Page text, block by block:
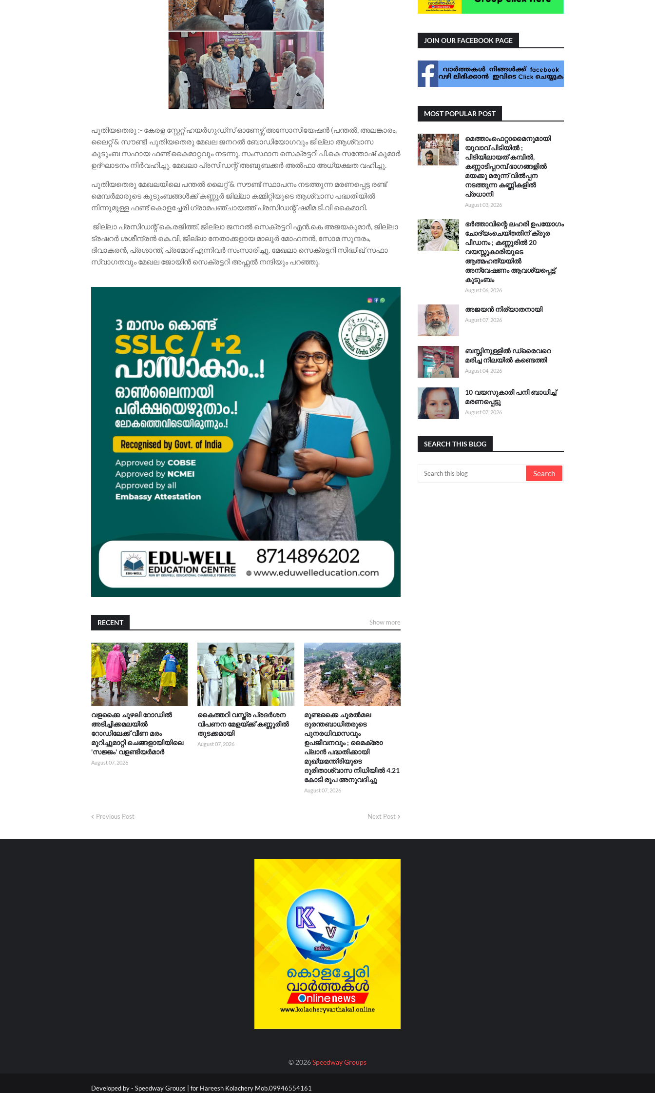
പുതിയതെരു :- കേരള സ്റ്റേറ്റ് ഹയർഗുഡ്സ് ഓണേഴ്സ് അസോസിയേഷൻ (പന്തൽ, അലങ്കാരം,
ലൈറ്റ് & സൗണ്ട്) പുതിയതെരു മേഖല ജനറൽ ബോഡിയോഗവും ജില്ലാ ആശ്വാസ
കുടുംബ സഹായ ഫണ്ട് കൈമാറ്റവും നടന്നു. സംസ്ഥാന സെക്രട്ടറി പി.കെ സന്തോഷ് കുമാർ
ഉദ്ഘാടനം നിർവഹിച്ചു. മേഖലാ പ്രസിഡന്റ് അബൂബക്കർ അൽഫാ അധ്യക്ഷത വഹിച്ചു.
പുതിയതെരു മേഖലയിലെ പന്തൽ ലൈറ്റ് & സൗണ്ട് സ്ഥാപനം നടത്തുന്ന മരണപ്പെട്ട രണ്ട്
മെമ്പർമാരുടെ കുടുംബങ്ങൾക്ക് കണ്ണൂർ ജില്ലാ കമ്മിറ്റിയുടെ ആശ്വാസ പദ്ധതിയിൽ
നിന്നുമുള്ള ഫണ്ട് കൊളച്ചേരി ഗ്രാമപഞ്ചായത്ത് പ്രസിഡന്റ് ഷമീമ ടി.വി കൈമാറി.
ജില്ലാ പ്രസിഡന്റ് കെ.രജിത്ത്, ജില്ലാ ജനറൽ സെക്രട്ടറി എൻ.കെ അജയകുമാർ, ജില്ലാ
ട്രഷറർ ശശീന്ദ്രൻ കെ.വി, ജില്ലാ നേതാക്കളായ മാലൂർ മോഹനൻ, സോമ സുന്ദരം,
ദിവാകരൻ, പ്രശാന്ത്, പ്രമോദ് എന്നിവർ സംസാരിച്ചു. മേഖലാ സെക്രട്ടറി സിദ്ധീഖ് സഫാ
സ്വാഗതവും മേഖല ജോയിൻ സെക്രട്ടറി അഫ്സൽ നന്ദിയും പറഞ്ഞു.
RECENT Show more
വളക്കൈ ചുഴലി റോഡിൽ
അടിച്ചിക്കമലയിൽ
റോഡിലേക്ക് വീണ മരം
മുറിച്ചുമാറ്റി ചെങ്ങളായിയിലെ
'സജ്ജം' വളണ്ടിയർമാർ
August 07, 2026
കൈത്തറി വസ്ത്ര പ്രദർശന
വിപണന മേളയ്ക്ക് കണ്ണൂരിൽ
തുടക്കമായി
August 07, 2026
മുണ്ടക്കൈ ചൂരൽമല
ദുരന്തബാധിതരുടെ
പുനരധിവാസവും
ഉപജീവനവും ; മൈക്രോ
പ്ലാൻ പദ്ധതിക്കായി
മുഖ്യമന്ത്രിയുടെ
ദുരിതാശ്വാസ നിധിയിൽ 4.21
കോടി രൂപ അനുവദിച്ചു
August 07, 2026
Previous Post Next Post
JOIN OUR FACEBOOK PAGE
MOST POPULAR POST
മെത്താംഫെറ്റാമൈനുമായി
യുവാവ് പിടിയിൽ ;
പിടിയിലായത് കമ്പിൽ,
കണ്ണാടിപ്പറമ്പ് ഭാഗങ്ങളിൽ
മയക്കു മരുന്ന് വിൽപ്പന
നടത്തുന്ന കണ്ണികളിൽ
പ്രധാനി
August 03, 2026
ഭർത്താവിന്റെ ലഹരി ഉപയോഗം
ചോദ്യംചെയ്തതിന് ക്രൂര
പീഡനം ; കണ്ണൂരിൽ 20
വയസ്സുകാരിയുടെ
ആത്മഹത്യയിൽ
അന്വേഷണം ആവശ്യപ്പെട്ട്
കുടുംബം
August 06, 2026
അജയൻ നിര്യാതനായി
August 07, 2026
ബസ്സിനുള്ളിൽ ഡ്രൈവറെ
മരിച്ച നിലയിൽ കണ്ടെത്തി
August 04, 2026
10 വയസുകാരി പനി ബാധിച്ച്
മരണപ്പെട്ടു
August 07, 2026
SEARCH THIS BLOG
© 2026Speedway Groups
Developed by - Speedway Groups | for Hareesh Kolachery Mob.09946554161